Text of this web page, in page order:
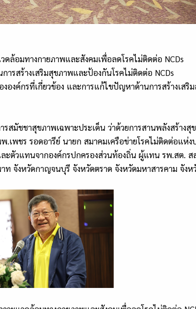
ดล้อมทางกายภาพและสังคมเพื่อลดโรคไม่ติดต่อ NCDs
รสร้างเสริมสุขภาพและป้องกันโรคไม่ติดต่อ NCDs
งค์กรที่เกี่ยวข้อง และการแก้ไขปัญหาด้านการสร้างเสริ
สมัชชาสุขภาพเฉพาะประเด็น ว่าด้วยการสานพลังสร้าง
พชร รอดอารีย์ นายก สมาคมเครือข่ายโรคไม่ติดต่อแห่
ตัวแทนจากองค์กรปกครองส่วนท้องถิ่น ผู้แทน รพ.สต.
ท จังหวัดกาญจนบุรี จังหวัดตราด จังหวัดมหาสารคาม จัง